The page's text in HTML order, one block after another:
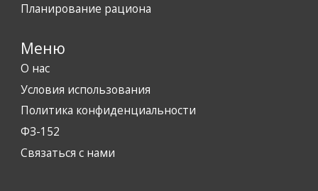
Планирование рациона
Меню
О нас
Условия использования
Политика конфиденциальности
ФЗ-152
Связаться с нами